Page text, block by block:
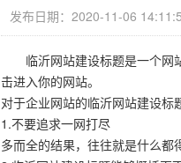
发布日期：2020-11-06
临沂网站建设标题是一个网站
击进入你的网站。
对于企业网站的临沂网站建设标
1.不要追求一网打尽
多而全的结果，往往就是什么都